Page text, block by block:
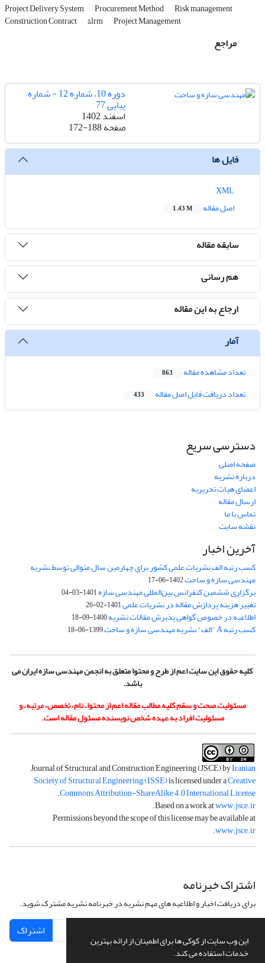
این وب سایت از کوکی ها برای اطمینان از ارائه بهترین
خدمات استفاده می کند.
Project Delivery System Procurement Method Risk management
Construction Contract &lrm Project Management
مراجع
دوره 10، شماره 12 - شماره
پیاپی 77
اسفند 1402
صفحه172-188
فایل ها
اصل مقاله
1.43 M
سابقه مقاله
هم رسانی
ارجاع به این مقاله
آمار
تعداد مشاهده مقاله 863
تعداد دریافت فایل اصل مقاله 433
دسترسی سریع
صفحه اصلی
درباره نشریه
اعضای هیات تحریریه
ارسال مقاله
تماس با ما
نقشه سایت
آخرین اخبار
کسب رتبه الف نشریات علمی کشور برای چهارمین سال متوالی توسط نشریه
مهندسی سازه و ساخت1402-06-17
برگزاری ششمین کنفرانس بین‌المللی مهندسی سازه1401-03-04
تغییر هزینه پردازش مقاله در نشریات علمی1401-02-26
اطلاعیه در خصوص گواهی پذیرش مقالات نشریه1400-09-18
کسب رتبه A "الف" نشریه مهندسی سازه و ساخت 1399-06-18
کلیه حقوق این سایت اعم از طرح و محتوا متعلق به انجمن مهندسی سازه ایران می
باشد.
مسئولیت صحت و سقم کلیه مطالب مقاله اعم از محتوا، نام، تخصص، مرتبه، و
مسئولیت افراد به عهده شخص نویسنده مسئول مقاله است.
Journal of Structural and Construction Engineering (JSCE) byIranian
Society of Structural Engineering (ISSE)is licensed under aCreative
Commons Attribution-ShareAlike 4.0 International License
.
Based on a work atwww.jsce.ir
.
Permissions beyond the scope of this license may be available at
www.jsce.ir
.
اشتراک خبرنامه
برای دریافت اخبار و اطلاعیه های مهم نشریه در خبرنامه نشریه مشترک شوید.
اشتراک